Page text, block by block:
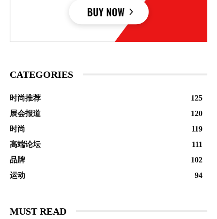
CATEGORIES
时尚推荐
125
展会报道
120
时尚
119
高端论坛
111
品牌
102
运动
94
MUST READ